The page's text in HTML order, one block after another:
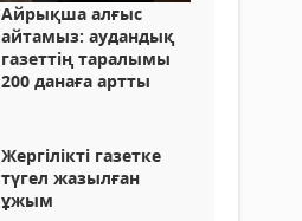
Айрықша алғыс
айтамыз: аудандық
газеттің таралымы
200 данаға артты
Жергілікті газетке
түгел жазылған
ұжым